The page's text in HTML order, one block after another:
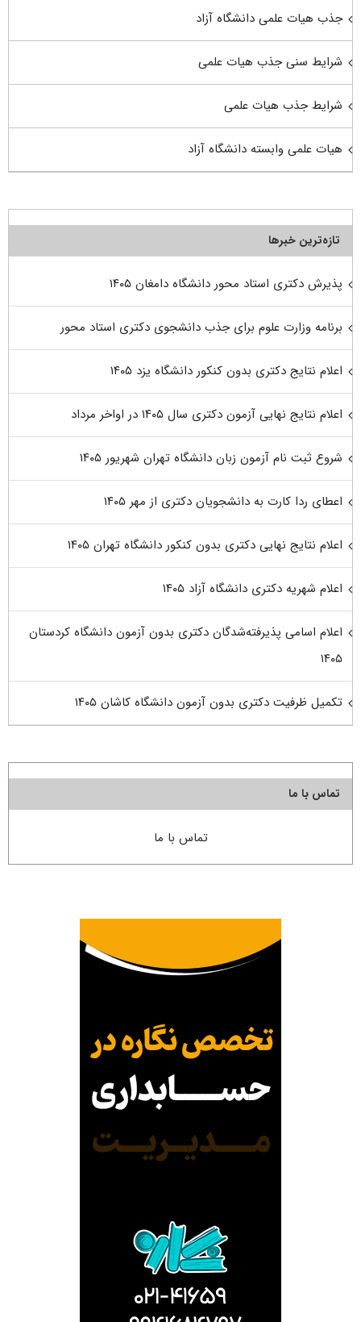
جذب هیات علمی دانشگاه آزاد
شرایط سنی جذب هیات علمی
شرایط جذب هیات علمی
هیات علمی وابسته دانشگاه آزاد
تازه‌ترین خبرها
پذیرش دکتری استاد محور دانشگاه دامغان ۱۴۰۵
برنامه وزارت علوم برای جذب دانشجوی دکتری استاد محور
اعلام نتایج دکتری بدون کنکور دانشگاه یزد ۱۴۰۵
اعلام نتایج نهایی آزمون دکتری سال ۱۴۰۵ در اواخر مرداد
شروع ثبت نام آزمون زبان دانشگاه تهران شهریور ۱۴۰۵
اعطای ردا کارت به دانشجویان دکتری از مهر ۱۴۰۵
اعلام نتایج نهایی دکتری بدون کنکور دانشگاه تهران ۱۴۰۵
اعلام شهریه دکتری دانشگاه آزاد ۱۴۰۵
اعلام اسامی پذیرفته‌شدگان دکتری بدون آزمون دانشگاه کردستان
۱۴۰۵
تکمیل ظرفیت دکتری بدون آزمون دانشگاه کاشان ۱۴۰۵
تماس با ما
تماس با ما